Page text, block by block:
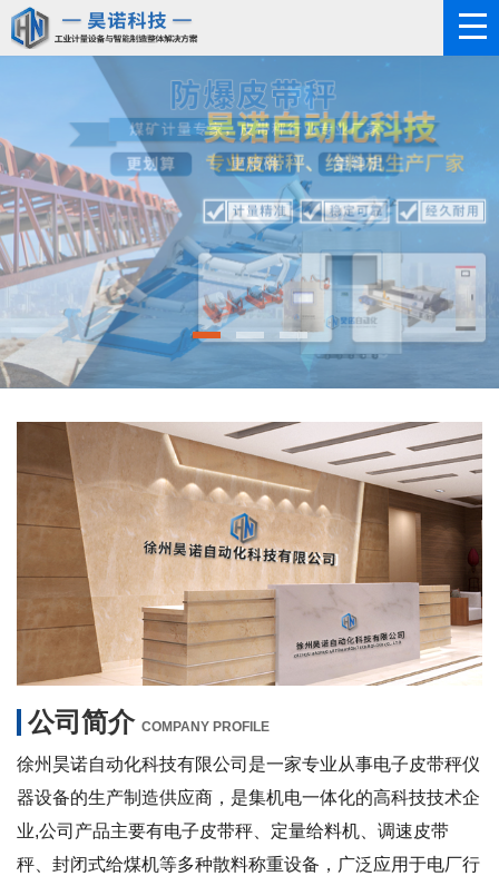
公司简介 COMPANY PROFILE
徐州昊诺自动化科技有限公司是一家专业从事电子皮带秤仪
器设备的生产制造供应商，是集机电一体化的高科技技术企
业,公司产品主要有电子皮带秤、定量给料机、调速皮带
秤、封闭式给煤机等多种散料称重设备，广泛应用于电厂行